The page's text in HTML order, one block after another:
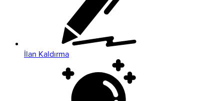
İlan Kaldırma